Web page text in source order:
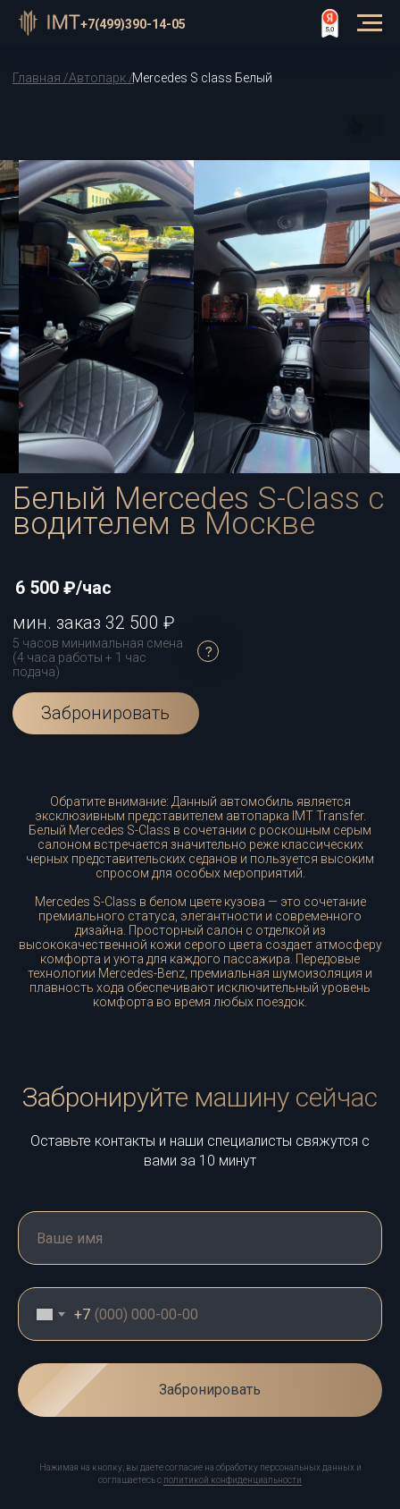
+7(499)390-14-05
Белый Mercedes S-Class с
водителем в Москве
6 500 ₽/час
5 часов минимальная смена
мин. заказ 32 500 ₽
Забронировать
Обратите внимание: Данный автомобиль является
эксклюзивным представителем автопарка IMT Transfer.
Белый Mercedes S-Class в сочетании с роскошным серым
салоном встречается значительно реже классических
черных представительских седанов и пользуется высоким
спросом для особых мероприятий.
Mercedes S-Class в белом цвете кузова — это сочетание
премиального статуса, элегантности и современного
дизайна. Просторный салон с отделкой из
высококачественной кожи серого цвета создает атмосферу
комфорта и уюта для каждого пассажира. Передовые
технологии Mercedes-Benz, премиальная шумоизоляция и
плавность хода обеспечивают исключительный уровень
комфорта во время любых поездок.
Забронируйте машину сейчас
Оставьте контакты и наши специалисты свяжутся с
вами за 10 минут
+7
Забронировать
Нажимая на кнопку, вы даете согласие на обработку персональных данных и
соглашаетесь c политикой конфиденциальности